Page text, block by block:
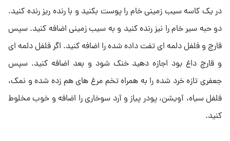
در یک کاسه سیب زمینی خام را پوست بکنید و با رنده ریز رنده کنید.
دو حبه سیر خام را نیز رنده کنید و به سیب زمینی اضافه کنید. سپس
قارچ و فلفل دلمه ای تفت داده شده را اضافه کنید. اگر فلفل دلمه ای
و قارچ داغ بود اجازه دهید خنک شود و بعد اضافه کنید. سپس
جعفری تازه خرد شده را به همراه تخم مرغ های هم زده شده و نمک،
فلفل سیاه، آویشن، پودر پیاز و آرد سوخاری را اضافه و خوب مخلوط
کنید.